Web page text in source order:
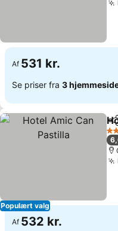
Af 531 kr.
Se priser fra 3
Populært valg
2
Af 532 kr.